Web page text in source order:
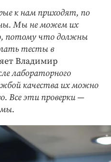
к нам приходят, по
Мы не можем их
потому что должны
тесты в
Владимир
лабораторного
качества их можно
Все эти проверки —